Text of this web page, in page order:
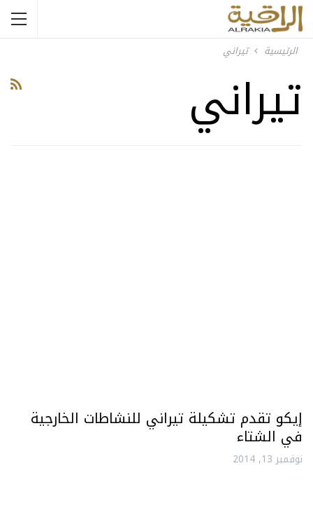
الرئيسية تيراني
تيراني
إيكو تقدم تشكيلة تيراني للنشاطات الخارجية
في الشتاء
نوفمبر 13, 2014